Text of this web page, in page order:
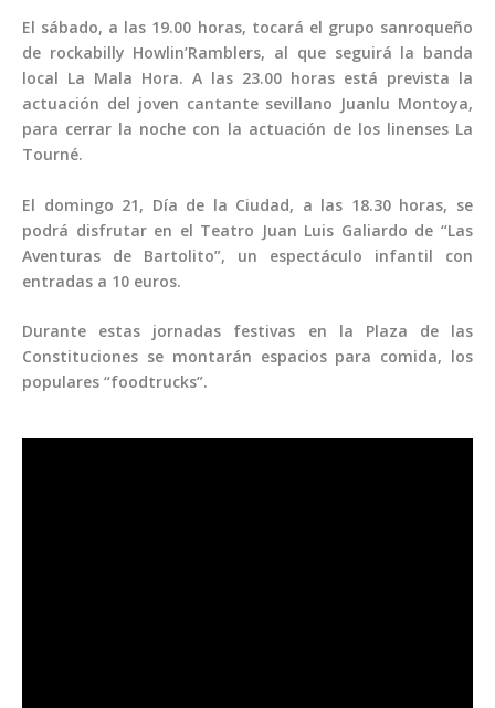
El sábado, a las 19.00 horas, tocará el grupo sanroqueño
de rockabilly Howlin’Ramblers, al que seguirá la banda
local La Mala Hora. A las 23.00 horas está prevista la
actuación del joven cantante sevillano Juanlu Montoya,
para cerrar la noche con la actuación de los linenses La
Tourné.
El domingo 21, Día de la Ciudad, a las 18.30 horas, se
podrá disfrutar en el Teatro Juan Luis Galiardo de “Las
Aventuras de Bartolito”, un espectáculo infantil con
entradas a 10 euros.
Durante estas jornadas festivas en la Plaza de las
Constituciones se montarán espacios para comida, los
populares “foodtrucks”.